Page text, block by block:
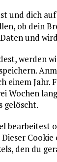
und dich
ob dein
und
werden
einem Jahr.
Wochen
gelöscht.
bearbeitest
den du